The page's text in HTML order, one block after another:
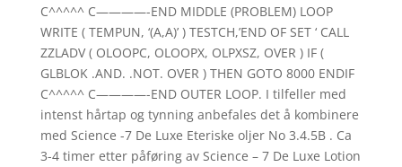
C^^^^^ C————-END MIDDLE (PROBLEM) LOOP
WRITE ( TEMPUN, ‘(A,A)’ ) TESTCH,’END OF SET ‘ CALL
ZZLADV ( OLOOPC, OLOOPX, OLPXSZ, OVER ) IF (
GLBLOK .AND. .NOT. OVER ) THEN GOTO 8000 ENDIF
C^^^^^ C————-END OUTER LOOP. I tilfeller med
intenst hårtap og tynning anbefales det å kombinere
med Science -7 De Luxe Eteriske oljer No 3.4.5B . Ca
3-4 timer etter påføring av Science – 7 De Luxe Lotion